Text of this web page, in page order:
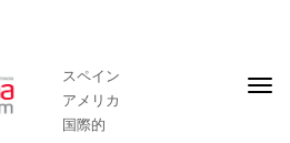
スペイン
アメリカ
国際的
フ